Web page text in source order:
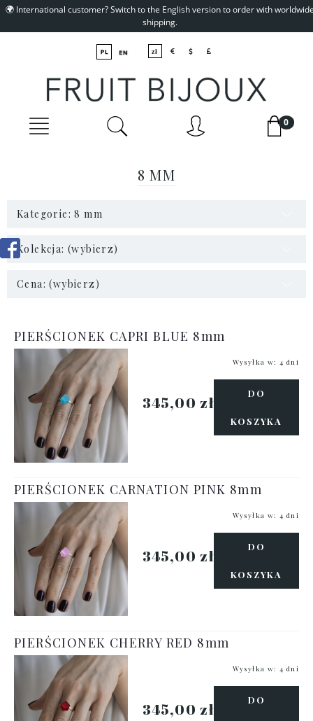
🌍 International customer? Switch to the English version to order with
shipping.
8 MM
Kategorie: 8 mm
Kolekcja: (wybierz)
Cena: (wybierz)
PIERŚCIONEK CAPRI BLUE 8mm
Wysyłka w: 4 dni
345,00 zł
DO
KOSZYKA
PIERŚCIONEK CARNATION PINK 8mm
Wysyłka w: 4 dni
345,00 zł
DO
KOSZYKA
PIERŚCIONEK CHERRY RED 8mm
Wysyłka w: 4 dni
345,00 zł
DO